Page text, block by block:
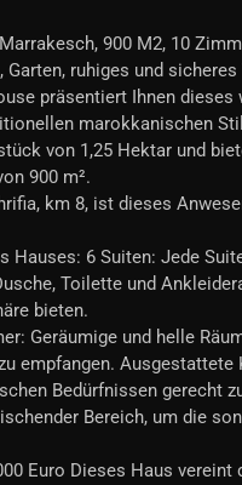
900 M2, 10
Garten, ruhiges und
präsentiert Ihnen dieses
marokkanischen
von 1,25 Hektar und
900 m².
km 8, ist dieses
Hauses: 6 Suiten: Jede
Toilette und
bieten.
Geräumige und helle
empfangen. Ausgestattete
Bedürfnissen gerecht
Bereich, um die
Euro Dieses Haus vereint